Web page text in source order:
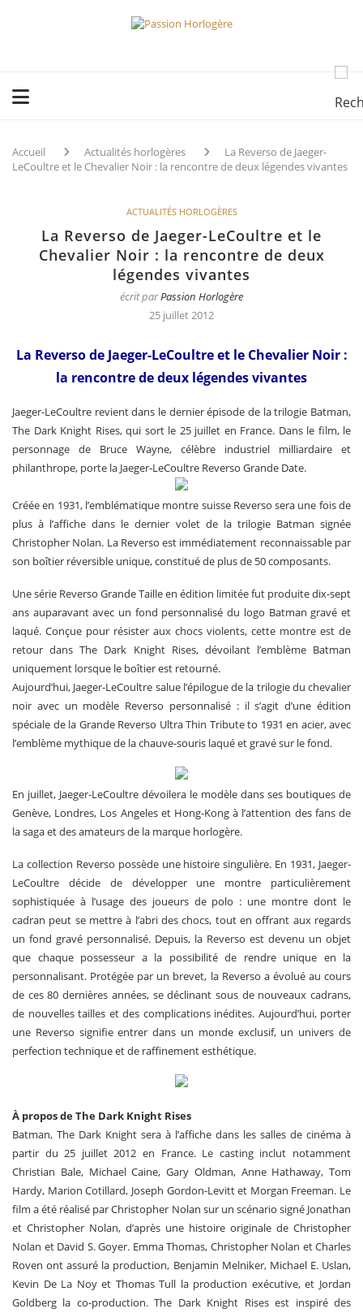
Accueil Actualités horlogères
La Reverso de Jaeger-
LeCoultre et le Chevalier Noir : la rencontre de deux légendes vivantes
ACTUALITÉS HORLOGÈRES
La Reverso de Jaeger-LeCoultre et le
Chevalier Noir : la rencontre de deux
légendes vivantes
écrit parPassion Horlogère
25 juillet 2012
La Reverso de Jaeger-LeCoultre et le Chevalier Noir :
la rencontre de deux légendes vivantes
Jaeger-LeCoultre revient dans le dernier épisode de la trilogie Batman,
The Dark Knight Rises, qui sort le 25 juillet en France. Dans le film, le
personnage de Bruce Wayne, célèbre industriel milliardaire et
philanthrope, porte la Jaeger-LeCoultre Reverso Grande Date.
Créée en 1931, l’emblématique montre suisse Reverso sera une fois de
plus à l’affiche dans le dernier volet de la trilogie Batman signée
Christopher Nolan. La Reverso est immédiatement reconnaissable par
son boîtier réversible unique, constitué de plus de 50 composants.
Une série Reverso Grande Taille en édition limitée fut produite dix-sept
ans auparavant avec un fond personnalisé du logo Batman gravé et
laqué. Conçue pour résister aux chocs violents, cette montre est de
retour dans The Dark Knight Rises, dévoilant l’emblème Batman
uniquement lorsque le boîtier est retourné.
Aujourd’hui, Jaeger-LeCoultre salue l’épilogue de la trilogie du chevalier
noir avec un modèle Reverso personnalisé : il s’agit d’une édition
spéciale de la Grande Reverso Ultra Thin Tribute to 1931 en acier, avec
l’emblème mythique de la chauve-souris laqué et gravé sur le fond.
En juillet, Jaeger-LeCoultre dévoilera le modèle dans ses boutiques de
Genève, Londres, Los Angeles et Hong-Kong à l’attention des fans de
la saga et des amateurs de la marque horlogère.
La collection Reverso possède une histoire singulière. En 1931, Jaeger-
LeCoultre décide de développer une montre particulièrement
sophistiquée à l’usage des joueurs de polo : une montre dont le
cadran peut se mettre à l’abri des chocs, tout en offrant aux regards
un fond gravé personnalisé. Depuis, la Reverso est devenu un objet
que chaque possesseur a la possibilité de rendre unique en la
personnalisant. Protégée par un brevet, la Reverso a évolué au cours
de ces 80 dernières années, se déclinant sous de nouveaux cadrans,
de nouvelles tailles et des complications inédites. Aujourd’hui, porter
une Reverso signifie entrer dans un monde exclusif, un univers de
perfection technique et de raffinement esthétique.
À propos de The Dark Knight Rises
Batman, The Dark Knight sera à l’affiche dans les salles de cinéma à
partir du 25 juillet 2012 en France. Le casting inclut notamment
Christian Bale, Michael Caine, Gary Oldman, Anne Hathaway, Tom
Hardy, Marion Cotillard, Joseph Gordon-Levitt et Morgan Freeman. Le
film a été réalisé par Christopher Nolan sur un scénario signé Jonathan
et Christopher Nolan, d’après une histoire originale de Christopher
Nolan et David S. Goyer. Emma Thomas, Christopher Nolan et Charles
Roven ont assuré la production, Benjamin Melniker, Michael E. Uslan,
Kevin De La Noy et Thomas Tull la production exécutive, et Jordan
Goldberg la co-production. The Dark Knight Rises est inspiré des